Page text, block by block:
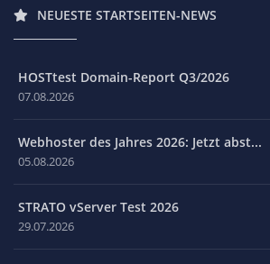
NEUESTE STARTSEITEN-NEWS
HOSTtest Domain-Report Q3/2026
07.08.2026
Webhoster des Jahres 2026: Jetzt abst...
05.08.2026
STRATO vServer Test 2026
29.07.2026